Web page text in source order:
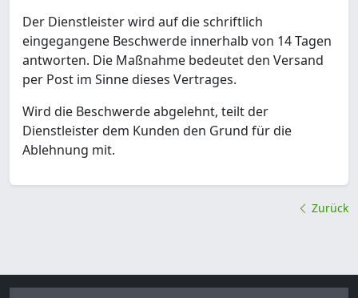
Der Dienstleister wird auf die schriftlich
eingegangene Beschwerde innerhalb von 14 Tagen
antworten. Die Maßnahme bedeutet den Versand
per Post im Sinne dieses Vertrages.
Wird die Beschwerde abgelehnt, teilt der
Dienstleister dem Kunden den Grund für die
Ablehnung mit.
Zurück